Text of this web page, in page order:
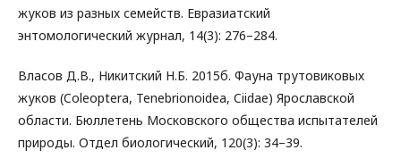
жуков из разных семейств. Евразиатский
энтомологический журнал, 14(3): 276–284.
Власов Д.В., Никитский Н.Б. 2015б. Фауна трутовиковых
жуков (Coleoptera, Tenebrionoidea, Ciidae) Ярославской
области. Бюллетень Московского общества испытателей
природы. Отдел биологический, 120(3): 34–39.